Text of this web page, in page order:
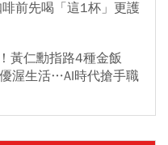
前先喝「這1杯」更護
黃仁勳指路4種金飯
渥生活…AI時代搶手職